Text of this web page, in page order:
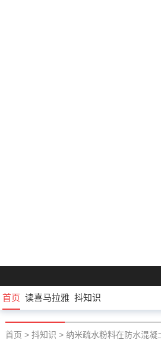
首页 读喜马拉雅 抖知识
首页 > 抖知识 > 纳米疏水粉料在防水混凝